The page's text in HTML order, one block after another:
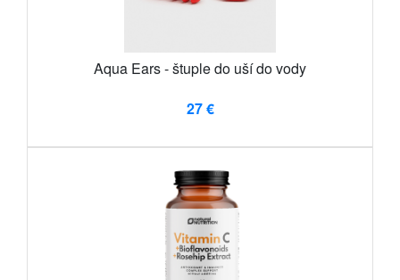
Aqua Ears - štuple do uší do vody
27 €